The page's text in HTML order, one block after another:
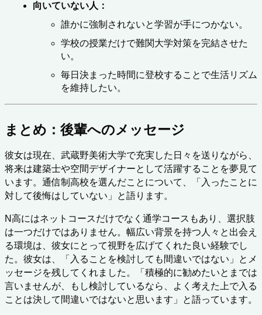
向いていない人：
誰かに強制されないと学習が手につかない。
学校の授業だけで難関大学対策を完結させた
い。
毎日決まった時間に登校することで生活リズム
を維持したい。
まとめ：後輩へのメッセージ
彼女は現在、武蔵野美術大学で充実した日々を送りながら、
将来は建築士や空間デザイナーとして活躍することを夢見て
います。通信制高校を選んだことについて、「入ったことに
対して後悔はしていない」と語ります。
N高にはネットコースだけでなく通学コースもあり、選択肢
は一つだけではありません。幅広い背景を持つ人々と出会え
る環境は、彼女にとって視野を広げてくれた良い経験でし
た。彼女は、「入ることを検討しても間違いではない」とメ
ッセージを残してくれました。「積極的に勧めたいとまでは
言いませんが、もし検討しているなら、よく考えた上で入る
ことは決して間違いではないと思います」と語っています。